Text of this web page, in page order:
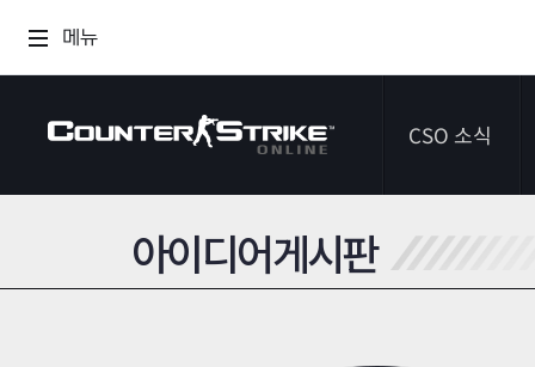
메뉴
CSO 소식
아이디어게시판